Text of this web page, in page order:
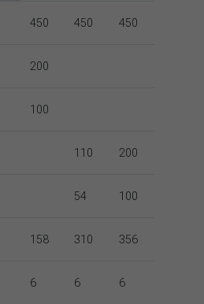
450 450 450
200
100
110 200
54 100
158 310 356
6 6 6